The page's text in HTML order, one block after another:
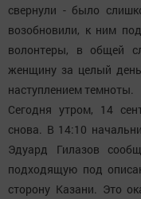
свернули - было
возобновили, к ним
волонтеры, в общей
женщину за целый
наступлением темноты.
Сегодня утром, 14
снова. В 14:10
Эдуард Гилазов
подходящую под
сторону Казани. Это